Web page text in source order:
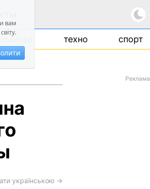
вам
техно спорт
українською →
Реклама